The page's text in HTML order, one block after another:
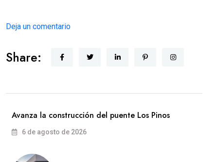
Deja un comentario
Share:
Avanza la construcción del puente Los Pinos
6 de agosto de 2026